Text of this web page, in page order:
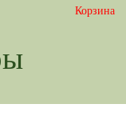
Корзина